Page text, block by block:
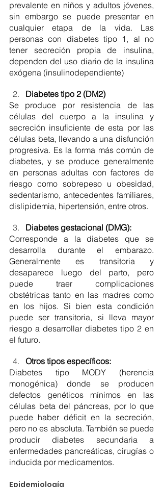
prevalente en niños y adultos jóvenes,
sin embargo se puede presentar en
cualquier etapa de la vida. Las
personas con diabetes tipo 1, al no
tener secreción propia de insulina,
dependen del uso diario de la insulina
exógena (insulinodependiente)
Diabetes tipo 2 (DM2)
Se produce por resistencia de las
células del cuerpo a la insulina y
secreción insuficiente de esta por las
células beta, llevando a una disfunción
progresiva. Es la forma más común de
diabetes, y se produce generalmente
en personas adultas con factores de
riesgo como sobrepeso u obesidad,
sedentarismo, antecedentes familiares,
dislipidemia, hipertensión, entre otros.
Diabetes gestacional (DMG):
Corresponde a la diabetes que se
desarrolla durante el embarazo.
Generalmente es transitoria y
desaparece luego del parto, pero
puede traer complicaciones
obstétricas tanto en las madres como
en los hijos. Si bien esta condición
puede ser transitoria, si lleva mayor
riesgo a desarrollar diabetes tipo 2 en
el futuro.
Otros tipos específicos:
Diabetes tipo MODY (herencia
monogénica) donde se producen
defectos genéticos mínimos en las
células beta del páncreas, por lo que
puede haber déficit en la secreción,
pero no es absoluta. También se puede
producir diabetes secundaria a
enfermedades pancreáticas, cirugías o
inducida por medicamentos.
Epidemiología